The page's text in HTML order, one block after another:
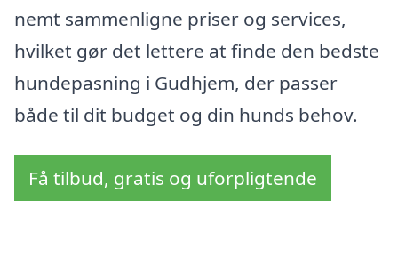
nemt sammenligne priser og services,
hvilket gør det lettere at finde den bedste
hundepasning i Gudhjem, der passer
både til dit budget og din hunds behov.
Få tilbud, gratis og uforpligtende